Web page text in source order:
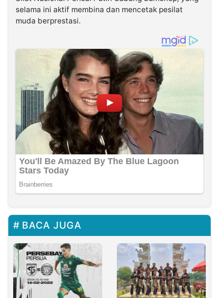
selama ini aktif membina dan mencetak pesilat
muda berprestasi.
BACA JUGA